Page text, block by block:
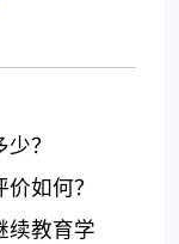
？
如何？
续教育学